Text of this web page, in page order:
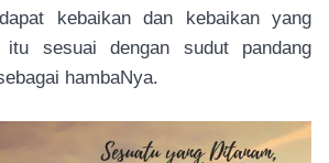
kebaikan dan kebaikan yang
itu sesuai dengan sudut pandang
hambaNya.